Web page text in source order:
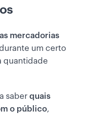
mercadorias
um certo
quantidade
saber quais
o público,